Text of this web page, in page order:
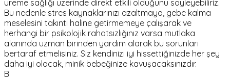
üreme sağlığı üzerinde direkt etkili olduğunu söyleyebiliriz.
Bu nedenle stres kaynaklarınızı azaltmaya, gebe kalma
meselesini takıntı haline getirmemeye çalışarak ve
herhangi bir psikolojik rahatsızlığınız varsa mutlaka
alanında uzman birinden yardım alarak bu sorunları
bertaraf etmelisiniz. Siz kendinizi iyi hissettiğinizde her şey
daha iyi olacak, minik bebeğinize kavuşacaksınızdır.
B